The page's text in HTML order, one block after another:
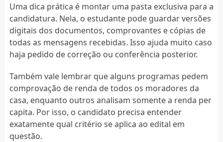
Uma dica prática é montar uma pasta exclusiva para a
candidatura. Nela, o estudante pode guardar versões
digitais dos documentos, comprovantes e cópias de
todas as mensagens recebidas. Isso ajuda muito caso
haja pedido de correção ou conferência posterior.
Também vale lembrar que alguns programas pedem
comprovação de renda de todos os moradores da
casa, enquanto outros analisam somente a renda per
capita. Por isso, o candidato precisa entender
exatamente qual critério se aplica ao edital em
questão.